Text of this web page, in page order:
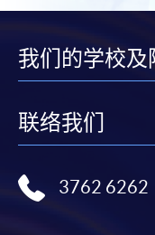
我们的学校及
联络我们
3762 6262